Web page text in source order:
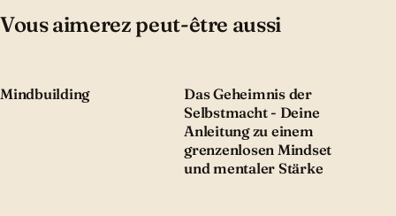
Vous aimerez peut-être aussi
Mindbuilding
Das Geheimnis der
Selbstmacht - Deine
Anleitung zu einem
grenzenlosen Mindset
und mentaler Stärke